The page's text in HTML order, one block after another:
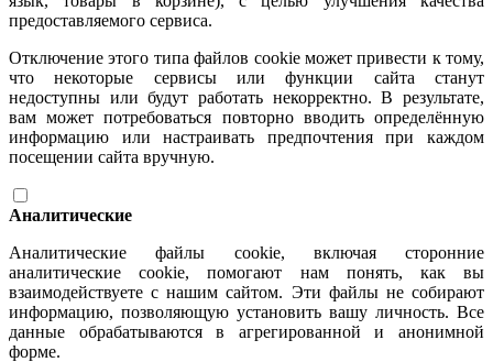
предоставляемого сервиса.
Отключение этого типа файлов cookie может привести к тому,
что некоторые сервисы или функции сайта станут
недоступны или будут работать некорректно. В результате,
вам может потребоваться повторно вводить определённую
информацию или настраивать предпочтения при каждом
посещении сайта вручную.
Аналитические
Аналитические файлы cookie, включая сторонние
аналитические cookie, помогают нам понять, как вы
взаимодействуете с нашим сайтом. Эти файлы не собирают
информацию, позволяющую установить вашу личность. Все
данные обрабатываются в агрегированной и анонимной
форме.